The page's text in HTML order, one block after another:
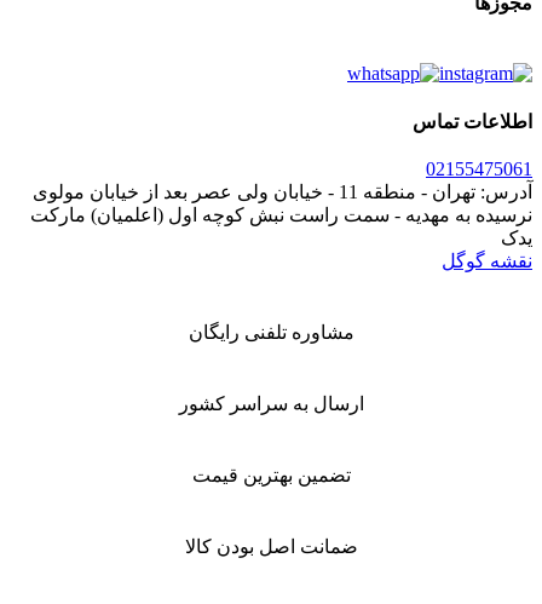
021
آدرس: تهران - منطقه 11 - خیابان ولی عصر بعد از خیابان مولوی
مهدیه - سمت راست نبش کوچه اول (اعلمیان) مارکت
مشاوره تلفنی رایگان
ارسال به سراسر کشور
تضمین بهترین قیمت
ضمانت اصل بودن کالا